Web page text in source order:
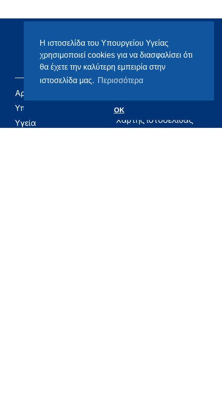
Η ιστοσελίδα του Υπουργείου Υγείας
χρησιμοποιεί cookies για να διασφαλίσει ότι
θα έχετε την καλύτερη εμπειρία στην
ιστοσελίδα μας. Περισσότερα
OK
Αρχική
Υπουργείο
Υγεία
Υγεία
Χάρτης ιστοσελίδας